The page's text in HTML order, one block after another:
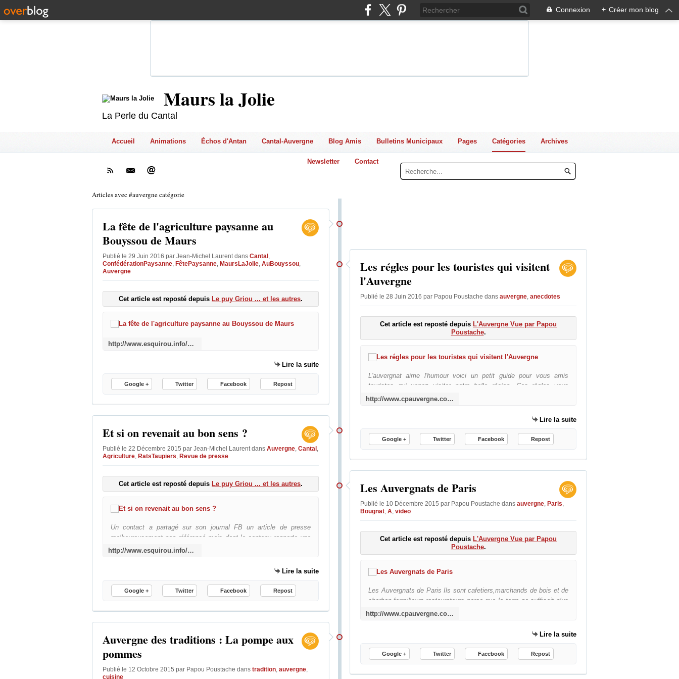
Connexion + Créer mon blog
Maurs la Jolie
La Perle du Cantal
Accueil Animations Échos d'Antan Cantal-Auvergne Blog Amis Bulletins Municipaux Pages Catégories Archives
Newsletter Contact
Articles avec #auvergne catégorie
La fête de l'agriculture paysanne au
Bouyssou de Maurs
Publié le 29 Juin 2016 par Jean-Michel Laurentdans Cantal ,
ConfédérationPaysanne, FêtePaysanne, MaursLaJolie, AuBouyssou,
Auvergne
Cet article est reposté depuis Le puy Griou ... et les autres.
La fête de l'agriculture paysanne au Bouyssou de Maurs
http://www.esquirou.info/2016/06/la-fete-de-l-agriculture-paysanne-au-bouyssou-de-maurs.html
Lire la suite
Google + Twitter Facebook Repost
Et si on revenait au bon sens ?
Publié le 22 Décembre 2015 par Jean-Michel Laurentdans Auvergne, Cantal ,
Agriculture, RatsTaupiers, Revue de presse
Cet article est reposté depuis Le puy Griou ... et les autres.
Et si on revenait au bon sens ?
Un contact a partagé sur son journal FB un article de presse
malheureusement non référencé mais dont le contenu rapporte une
nouvelle fois le rôle des représentants de la faune sauvage dans la
taupiers ». Il n'y a rien à ajouter si ce n'est que nos pratiques
http://www.esquirou.info/2015/12/et-si-on-revenait-au-bon-sens.html
Lire la suite
Google + Twitter Facebook Repost
Auvergne des traditions : La pompe aux
pommes
Publié le 12 Octobre 2015 par Papou Poustache dans tradition, auvergne,
cuisine
Les régles pour les touristes qui visitent
l'Auvergne
Publié le 28 Juin 2016 par Papou Poustache dans auvergne, anecdotes
Cet article est reposté depuis L'Auvergne Vue par Papou
Poustache.
L'auvergnat aime l'humour voici un petit guide pour vous amis
touristes qui venez visiter notre belle région. Ces règles vous
semblent dures mais vous allez vite les adopter ne vous fâchez pas
dans ces quelques lignes . Merci à tous et vive l'Auvergne
EN AUVERGNE : > > > > > N'
http://www.cpauvergne.com/2015/07/les-regles-pour-les-touristes-qui-visitent-l-auvergne.html
Lire la suite
Google + Twitter Facebook Repost
Les Auvergnats de Paris
Publié le 10 Décembre 2015 par Papou Poustache dans auvergne, Paris,
Bougnat, A, video
Cet article est reposté depuis L'Auvergne Vue par Papou
Poustache.
Les Auvergnats de Paris Ils sont cafetiers,marchands de bois et de
charbon,ferrailleurs,restaurateurs parce que la terre ne suffisait plus
à les faire vivre ils sont partis vivre et travailler à Paris on les
capitale des quartiers entiers sont Auvergnats. Un journal leur est
http://www.cpauvergne.com/2013/12/les-auvergnats-de-paris.html
Lire la suite
Google + Twitter Facebook Repost